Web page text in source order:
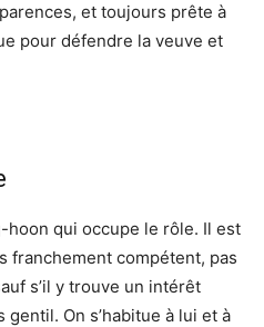
et toujours prête à
pour défendre la veuve et
hoon qui occupe le rôle. Il est
franchement compétent, pas
s’il y trouve un intérêt
gentil. On s’habitue à lui et à